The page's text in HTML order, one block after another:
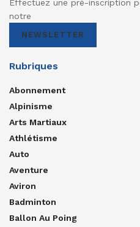
Effectuez une pré-inscription
notre
NEWSLETTER
Rubriques
Abonnement
Alpinisme
Arts Martiaux
Athlétisme
Auto
Aventure
Aviron
Badminton
Ballon Au Poing